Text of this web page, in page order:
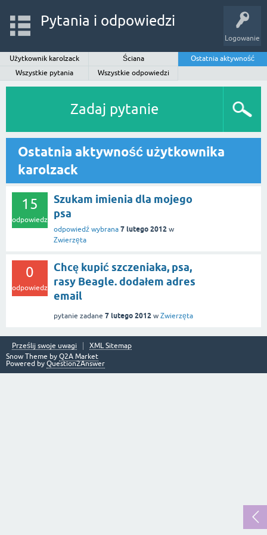
Logowanie
Pytania i odpowiedzi
Użytkownik karolzack Ściana
Ostatnia aktywność
Wszystkie pytania
Wszystkie odpowiedzi
Zadaj pytanie
Ostatnia aktywność użytkownika
karolzack
15
odpowiedzi
Szukam imienia dla mojego
psa
odpowiedź wybrana 7 lutego 2012 w
Zwierzęta
0
odpowiedzi
Chcę kupić szczeniaka, psa,
rasy Beagle. dodałem adres
email
pytanie zadane 7 lutego 2012 w Zwierzęta
Prześlij swoje uwagi
XML Sitemap
Snow Theme by Q2A Market
Powered by Question2Answer